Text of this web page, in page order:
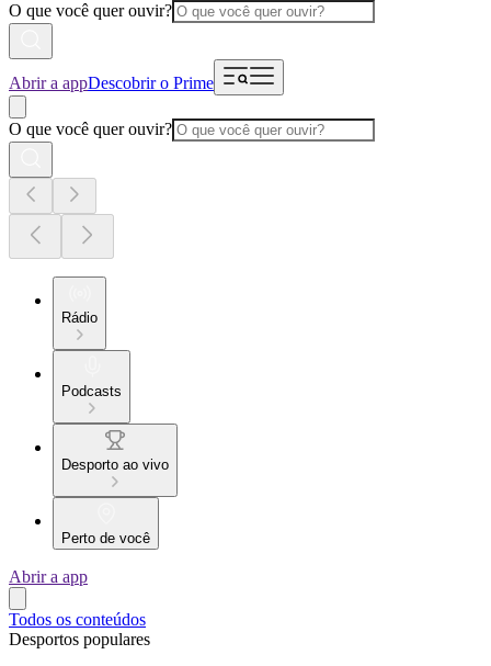
O que você quer ouvir?
Abrir a appDescobrir o Prime
O que você quer ouvir?
Rádio
Podcasts
Desporto ao vivo
Perto de você
Abrir a app
Todos os conteúdos
Desportos populares